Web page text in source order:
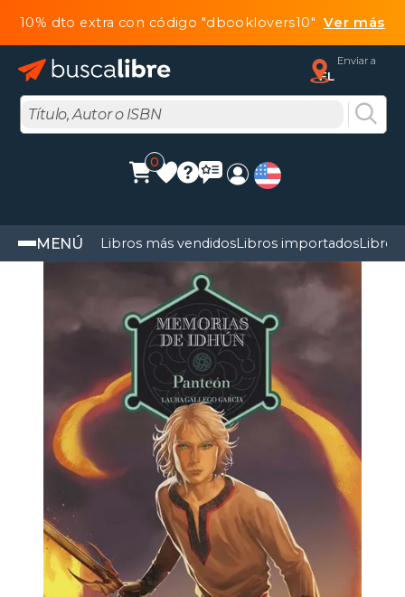
10% dto extra con código "dbooklovers10"Ver más
Enviar a
FL
0
MENÚ Libros más vendidosLibros importadosLibros